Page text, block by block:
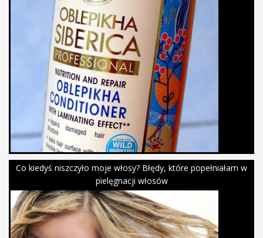
Co kiedyś niszczyło moje włosy? Błędy, które popełniałam w
pielęgnacji włosów